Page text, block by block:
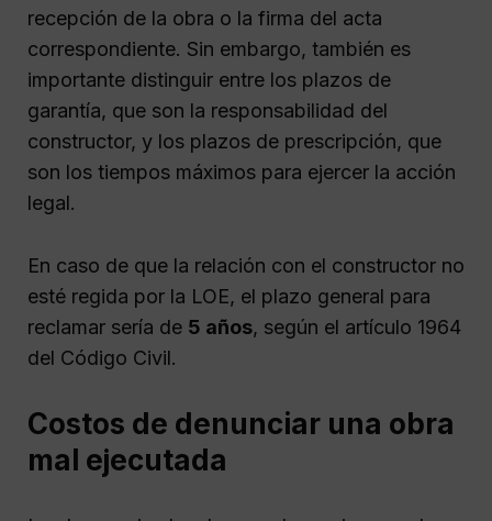
recepción de la obra o la firma del acta
correspondiente. Sin embargo, también es
importante distinguir entre los plazos de
garantía, que son la responsabilidad del
constructor, y los plazos de prescripción, que
son los tiempos máximos para ejercer la acción
legal.
En caso de que la relación con el constructor no
esté regida por la LOE, el plazo general para
reclamar sería de 5 años, según el artículo 1964
del Código Civil.
Costos de denunciar una obra
mal ejecutada